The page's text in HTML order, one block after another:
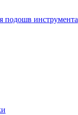
подошв инструмента